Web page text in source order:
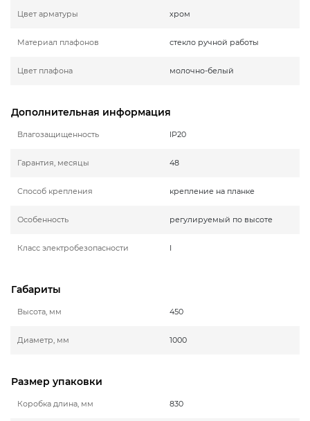
Цвет арматуры хром
Материал плафонов стекло ручной работы
Цвет плафона молочно-белый
Дополнительная информация
Влагозащищенность IP20
Гарантия, месяцы 48
Способ крепления крепление на планке
Особенность регулируемый по высоте
Класс электробезопасности I
Габариты
Высота, мм 450
Диаметр, мм 1000
Размер упаковки
Коробка длина, мм 830